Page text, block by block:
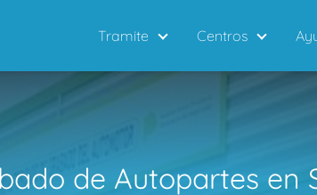
Tramite Centros
de Autopartes en